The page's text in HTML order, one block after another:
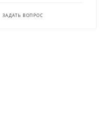
ЗАДАТЬ ВОПРОС